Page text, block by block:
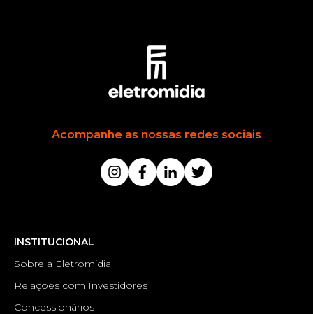
Acompanhe as nossas redes sociais
INSTITUCIONAL
Sobre a Eletromidia
Relações com Investidores
Concessionários